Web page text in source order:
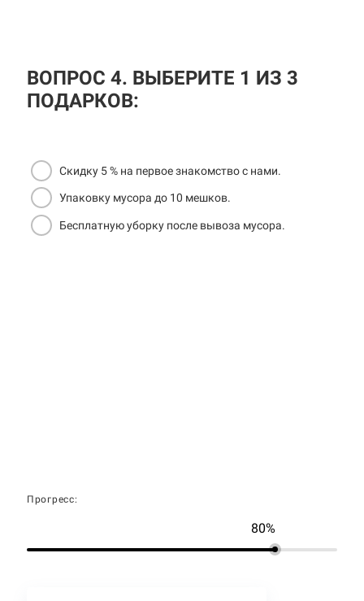
ВОПРОС 4. ВЫБЕРИТЕ 1 ИЗ 3
ПОДАРКОВ:
Скидку 5 % на первое знакомство с нами.
Упаковку мусора до 10 мешков.
Бесплатную уборку после вывоза мусора.
Прогресс:
80%